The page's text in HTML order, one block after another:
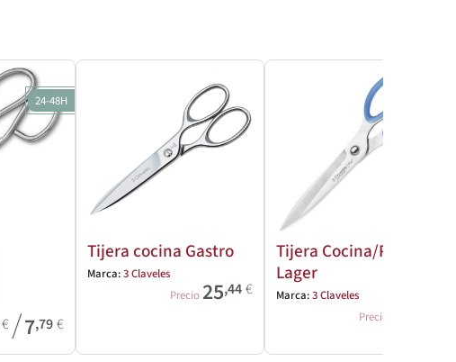
24-48H
€/7,79€
Tijera cocina Gastro
Marca:3 Claveles
Precio 25,44€
Tijera Cocina/Pescado
Lager
Marca:3 Claveles
Precio